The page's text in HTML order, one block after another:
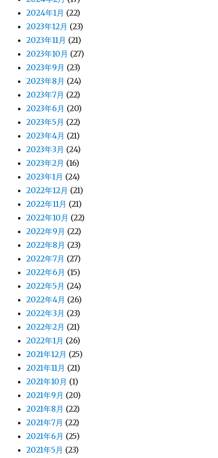
2024年1月 (22)
2023年12月 (23)
2023年11月 (21)
2023年10月 (27)
2023年9月 (23)
2023年8月 (24)
2023年7月 (22)
2023年6月 (20)
2023年5月 (22)
2023年4月 (21)
2023年3月 (24)
2023年2月 (16)
2023年1月 (24)
2022年12月 (21)
2022年11月 (21)
2022年10月 (22)
2022年9月 (22)
2022年8月 (23)
2022年7月 (27)
2022年6月 (15)
2022年5月 (24)
2022年4月 (26)
2022年3月 (23)
2022年2月 (21)
2022年1月 (26)
2021年12月 (25)
2021年11月 (21)
2021年10月 (1)
2021年9月 (20)
2021年8月 (22)
2021年7月 (22)
2021年6月 (25)
2021年5月 (23)